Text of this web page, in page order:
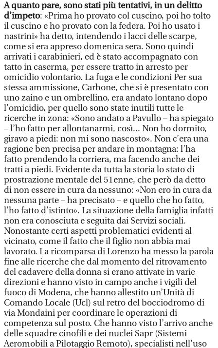
A quanto pare, sono stati più tentativi, in un delitto
d’impeto: «Prima ho provato col cuscino, poi ho tolto
il cuscino e ho provato con la federa. Poi ho usato i
nastrini» ha detto, intendendo i lacci delle scarpe,
come si era appreso domenica sera. Sono quindi
arrivati i carabinieri, ed è stato accompagnato con
tatto in caserma, per essere tratto in arresto per
omicidio volontario. La fuga e le condizioni Per sua
stessa ammissione, Carbone, che si è presentato con
uno zaino e un ombrellino, era andato lontano dopo
l’omicidio, per quello sono state inutili tutte le
ricerche in zona: «Sono andato a Pavullo – ha spiegato
– l’ho fatto per allontanarmi, così... Non ho dormito,
giravo a piedi: non mi sono nascosto». Non c’era una
ragione ben precisa per andare in montagna: l’ha
fatto prendendo la corriera, ma facendo anche dei
tratti a piedi. Evidente da tutta la storia lo stato di
prostrazione mentale del 51enne, che però da detto
di non essere in cura da nessuno: «Non ero in cura da
nessuna parte – ha precisato – e quello che ho fatto,
l’ho fatto d’istinto». La situazione della famiglia infatti
non era conosciuta e seguita dai Servizi sociali.
Nonostante certi aspetti problematici evidenti al
vicinato, come il fatto che il figlio non abbia mai
lavorato. La ricomparsa di Lorenzo ha messo la parola
fine alle ricerche che dal momento del ritrovamento
del cadavere della donna si erano attivate in varie
direzioni e hanno visto in campo anche i vigili del
fuoco di Modena, che hanno allestito un’Unità di
Comando Locale (Ucl) sul retro del bocciodromo di
via Mondaini per coordinare le operazioni di
competenza sul posto. Che hanno visto l’arrivo anche
delle squadre cinofili e dei nuclei Sapr (Sistemi
Aeromobili a Pilotaggio Remoto), specialisti nell’uso